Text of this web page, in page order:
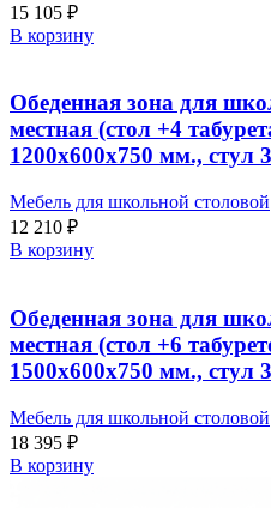
15 105 ₽
В корзину
Обеденная зона для
местная (стол +4
1200х600х750 мм., стул
Мебель для школьной столовой
12 210 ₽
В корзину
Обеденная зона для
местная (стол +6
1500х600х750 мм., стул
Мебель для школьной столовой
18 395 ₽
В корзину